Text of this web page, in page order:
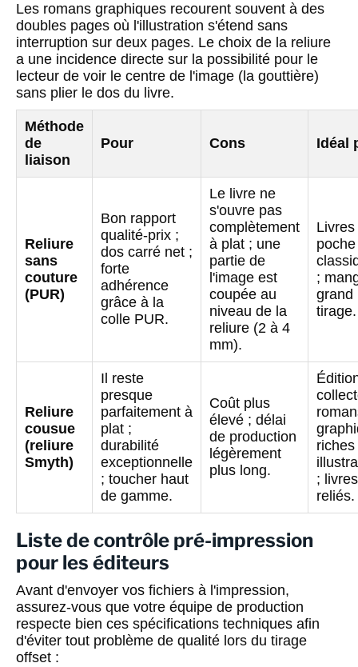
Les romans graphiques recourent souvent à des
doubles pages où l'illustration s'étend sans
interruption sur deux pages. Le choix de la reliure
a une incidence directe sur la possibilité pour le
lecteur de voir le centre de l'image (la gouttière)
sans plier le dos du livre.
Méthode
de
liaison
Pour Cons Idéal
Reliure
sans
couture
(PUR)
Bon rapport
qualité-prix ;
dos carré net ;
forte
adhérence
grâce à la
colle PUR.
Le livre ne
s'ouvre pas
complètement
à plat ; une
partie de
l'image est
coupée au
niveau de la
reliure (2 à 4
mm).
Livres
poche
;
grand
tirage.
Reliure
cousue
(reliure
Smyth)
Il reste
presque
parfaitement à
plat ;
durabilité
exceptionnelle
; toucher haut
de gamme.
Coût plus
élevé ; délai
de production
légèrement
plus long.
riches
; livres
reliés.
Liste de contrôle pré-impression
pour les éditeurs
Avant d'envoyer vos fichiers à l'impression,
assurez-vous que votre équipe de production
respecte bien ces spécifications techniques afin
d'éviter tout problème de qualité lors du tirage
offset :